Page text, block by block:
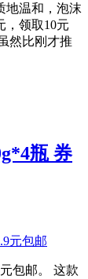
地温和，泡沫
，领取10元
然比刚才推
瓶 券
包邮。 这款